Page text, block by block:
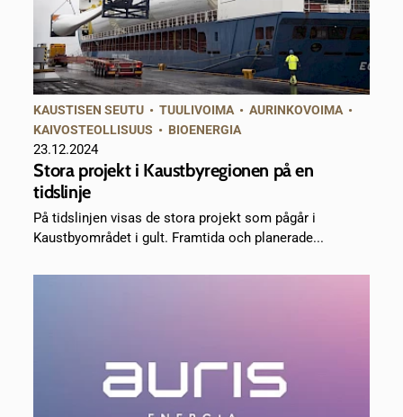
KAUSTISEN SEUTU •TUULIVOIMA •AURINKOVOIMA •
KAIVOSTEOLLISUUS • BIOENERGIA
23.12.2024
Stora projekt i Kaustbyregionen på en
tidslinje
På tidslinjen visas de stora projekt som pågår i
Kaustbyområdet i gult. Framtida och planerade...